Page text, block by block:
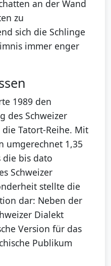
an der Wand
zu
sich die Schlinge
immer enger
1989 den
des Schweizer
die Tatort-Reihe. Mit
umgerechnet 1,35
bis dato
Schweizer
stellte die
dar: Neben der
Dialekt
Version für das
Publikum